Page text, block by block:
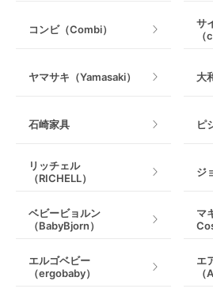
コンビ（Combi）
サ
（
ヤマサキ（Yamasaki） 大
石崎家具 ピ
リッチェル
（RICHELL）
ジ
ベビービョルン
（BabyBjorn）
マ
エルゴベビー
（ergobaby）
エ